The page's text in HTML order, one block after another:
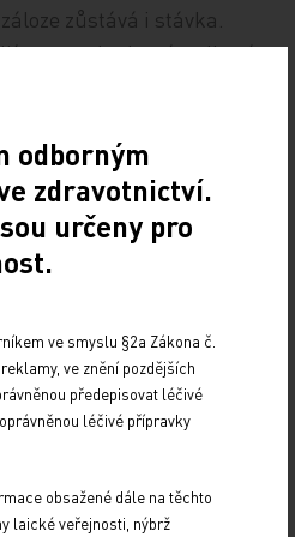
zůstává i stávka.
rozhodnutí podle ní
Leoše Hegera (TOP
podle odborů k
krach nemocnic
rozvoj, rozhodně podle něj
právo na protesty
dva týdny před
akce.
v politickém boji,
odborným
zdravotnictví.
určeny pro
ve smyslu §2a Zákona č.
ve znění pozdějších
předepisovat léčivé
léčivé přípravky
obsažené dále na těchto
laické veřejnosti, nýbrž